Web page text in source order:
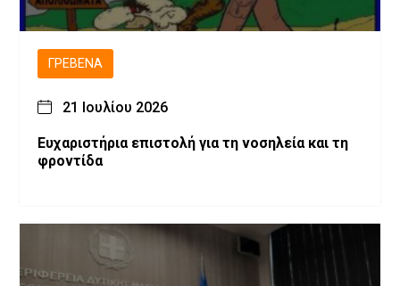
ΓΡΕΒΕΝΆ
21 Ιουλίου 2026
Ευχαριστήρια επιστολή για τη νοσηλεία και τη
φροντίδα